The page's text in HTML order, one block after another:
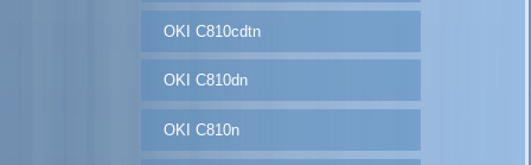
OKI C810cdtn
OKI C810dn
OKI C810n